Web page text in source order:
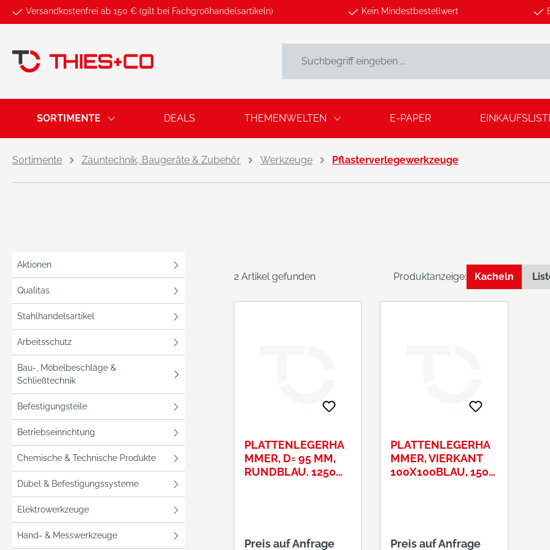
Zur Hauptnavigation springen
Versandkostenfrei ab 150 € (gilt bei Fachgroßhandelsartikeln) Kein Mindestbestellwert
SORTIMENTE DEALS THEMENWELTEN E-PAPER
Sortimente Zauntechnik, Baugeräte & Zubehör Werkzeuge Pflasterverlegewerkzeuge
Aktionen
Qualitas
Stahlhandelsartikel
Arbeitsschutz
Bau-, Möbelbeschläge &
Schließtechnik
Befestigungsteile
Betriebseinrichtung
Chemische & Technische Produkte
Dübel & Befestigungssysteme
Elektrowerkzeuge
Hand- & Messwerkzeuge
2 Artikel gefunden Produktanzeige: Kacheln
PLATTENLEGERHA
MMER, D= 95 MM,
RUNDBLAU. 1250
Preis auf Anfrage
PLATTENLEGERHA
MMER, VIERKANT
100X100BLAU, 1500
Preis auf Anfrage